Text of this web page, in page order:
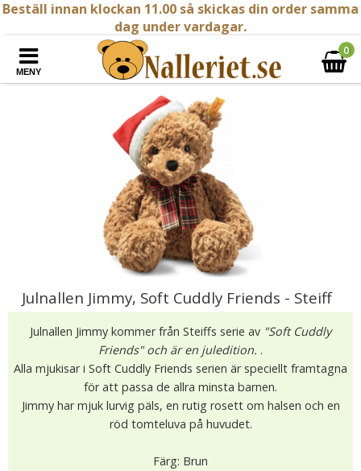
Beställ innan klockan 11.00 så skickas din order samma
dag under vardagar.
MENY
0
Julnallen Jimmy, Soft Cuddly Friends - Steiff
Julnallen Jimmy kommer från Steiffs serie av "Soft Cuddly
Friends" och är en juledition. .
Alla mjukisar i Soft Cuddly Friends serien är speciellt framtagna
för att passa de allra minsta barnen.
Jimmy har mjuk lurvig päls, en rutig rosett om halsen och en
röd tomteluva på huvudet.
Färg: Brun